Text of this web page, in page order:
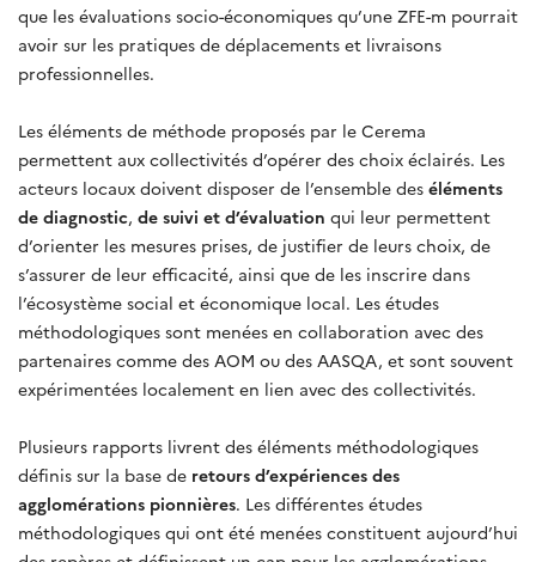
que les évaluations socio-économiques qu’une ZFE-m pourrait
avoir sur les pratiques de déplacements et livraisons
professionnelles.
Les éléments de méthode proposés par le Cerema
permettent aux collectivités d’opérer des choix éclairés. Les
acteurs locaux doivent disposer de l’ensemble des éléments
de diagnostic, de suivi et d’évaluation qui leur permettent
d’orienter les mesures prises, de justifier de leurs choix, de
s’assurer de leur efficacité, ainsi que de les inscrire dans
l’écosystème social et économique local. Les études
méthodologiques sont menées en collaboration avec des
partenaires comme des AOM ou des AASQA, et sont souvent
expérimentées localement en lien avec des collectivités.
Plusieurs rapports livrent des éléments méthodologiques
définis sur la base de retours d’expériences des
agglomérations pionnières. Les différentes études
méthodologiques qui ont été menées constituent aujourd’hui